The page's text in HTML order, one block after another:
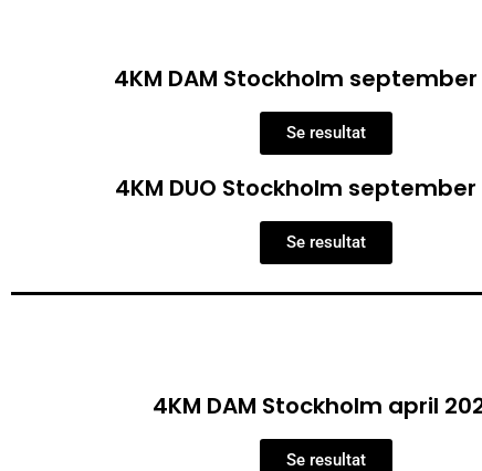
4KM DAM Stockholm
Se resultat
4KM DUO Stockholm september
Se resultat
4KM DAM Stockholm april
Se resultat